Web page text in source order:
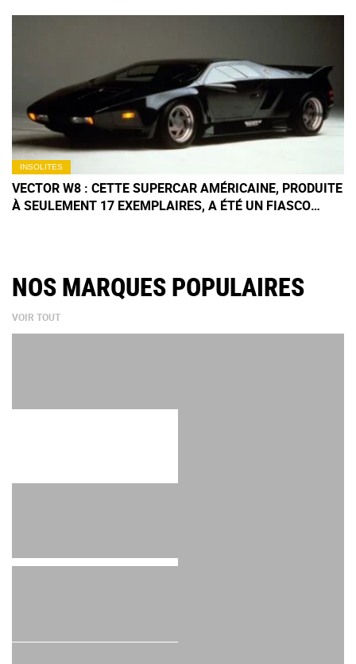
INSOLITES
VECTOR W8 : CETTE SUPERCAR AMÉRICAINE, PRODUITE
À SEULEMENT 17 EXEMPLAIRES, A ÉTÉ UN FIASCO
NOS MARQUES POPULAIRES
VOIR TOUT